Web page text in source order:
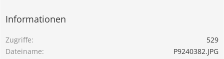
Informationen
Zugriffe
529
Dateiname
P9240382.JPG